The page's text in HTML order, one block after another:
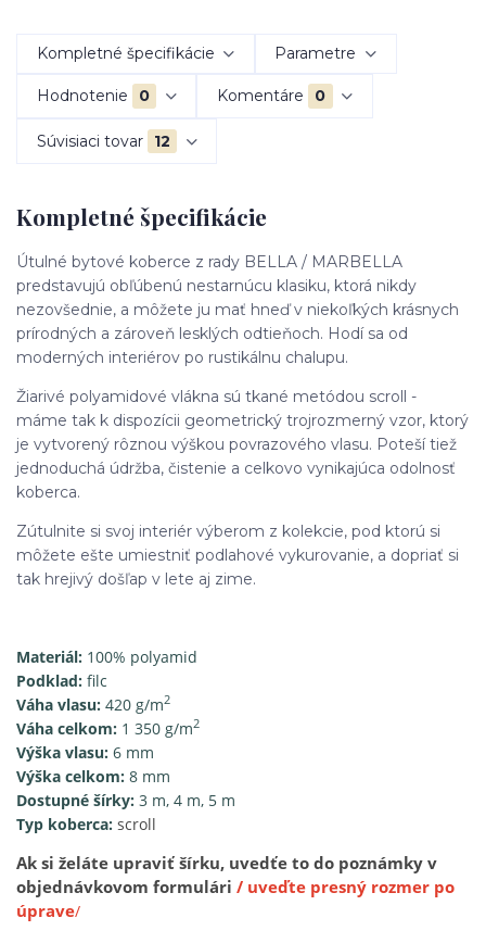
Kompletné špecifikácie Parametre
Hodnotenie 0 Komentáre 0
Súvisiaci tovar 12
Kompletné špecifikácie
Útulné bytové koberce z rady BELLA / MARBELLA
predstavujú obľúbenú nestarnúcu klasiku, ktorá nikdy
nezovšednie, a môžete ju mať hneď v niekoľkých krásnych
prírodných a zároveň lesklých odtieňoch. Hodí sa od
moderných interiérov po rustikálnu chalupu.
Žiarivé polyamidové vlákna sú tkané metódou scroll -
máme tak k dispozícii geometrický trojrozmerný vzor, ktorý
je vytvorený rôznou výškou povrazového vlasu. Poteší tiež
jednoduchá údržba, čistenie a celkovo vynikajúca odolnosť
koberca.
Zútulnite si svoj interiér výberom z kolekcie, pod ktorú si
môžete ešte umiestniť podlahové vykurovanie, a dopriať si
tak hrejivý došľap v lete aj zime.
Materiál: 100% polyamid
Podklad: filc
Váha vlasu: 420 g/m2
Váha celkom: 1 350 g/m2
Výška vlasu: 6 mm
Výška celkom: 8 mm
Dostupné šírky: 3 m, 4 m, 5 m
Typ koberca: scroll
Ak si želáte upraviť šírku, uvedťe to do poznámky v
objednávkovom formulári / uveďte presný rozmer po
úprave/